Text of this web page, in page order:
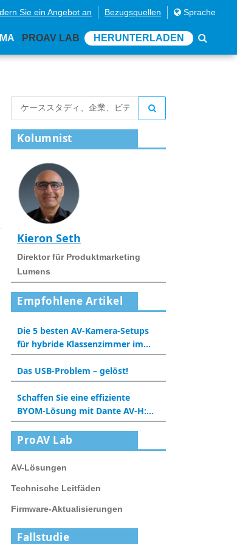
Sie ein Angebot an Bezugsquellen Sprache
PROAV LAB HERUNTERLADEN
Kolumnist
Kieron Seth
Direktor für Produktmarketing
Lumens
Empfohlene Artikel
Die 5 besten AV-Kamera-Setups
für hybride Klassenzimmer im
Jahr 2025
Das USB-Problem – gelöst!
Schaffen Sie eine effiziente
BYOM-Lösung mit Dante AV-H:
Eine neue Erfahrung für
Besprechungsräume und
Klassenzimmer
ProAV Lab
AV-Lösungen
Technische Leitfäden
Firmware-Aktualisierungen
Fallstudie